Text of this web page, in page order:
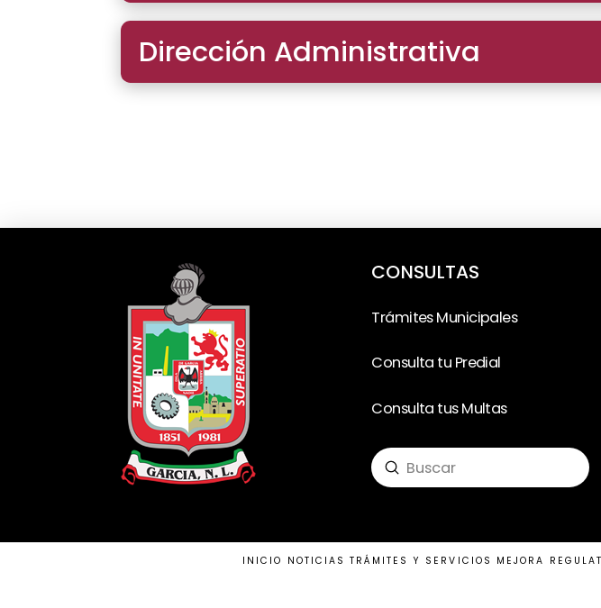
Dirección Administrativa
CONSULTAS
Trámites Municipales
Consulta tu Predial
Consulta tus Multas
Search
Submit
INICIO NOTICIAS TRÁMITES Y SERVICIOS MEJORA